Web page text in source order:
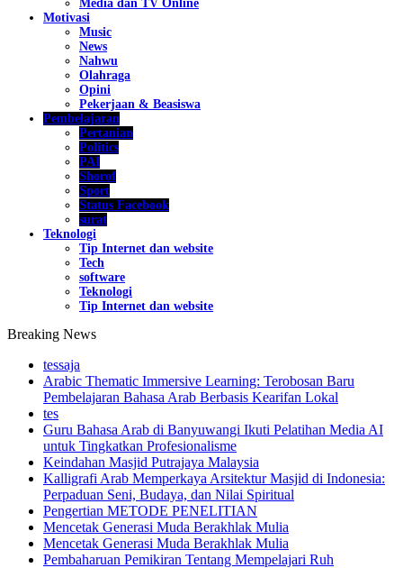
Media dan TV Online
Motivasi
Music
News
Nahwu
Olahraga
Opini
Pekerjaan & Beasiswa
Pembelajaran
Pertanian
Politics
PAI
Shorof
Sport
Status Facebook
surat
Teknologi
Tip Internet dan website
Tech
software
Teknologi
Tip Internet dan website
Breaking News
tessaja
Arabic Thematic Immersive Learning: Terobosan Baru
Pembelajaran Bahasa Arab Berbasis Kearifan Lokal
tes
Guru Bahasa Arab di Banyuwangi Ikuti Pelatihan Media AI
untuk Tingkatkan Profesionalisme
Keindahan Masjid Putrajaya Malaysia
Kalligrafi Arab Memperkaya Arsitektur Masjid di Indonesia:
Perpaduan Seni, Budaya, dan Nilai Spiritual
Pengertian METODE PENELITIAN
Mencetak Generasi Muda Berakhlak Mulia
Mencetak Generasi Muda Berakhlak Mulia
Pembaharuan Pemikiran Tentang Mempelajari Ruh